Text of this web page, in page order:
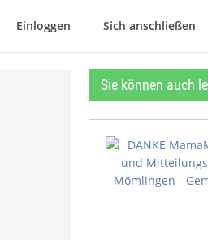
Einloggen Sich anschließen
Sie können auch